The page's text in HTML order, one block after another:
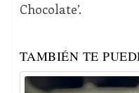
Chocolate’.
TAMBIÉN TE